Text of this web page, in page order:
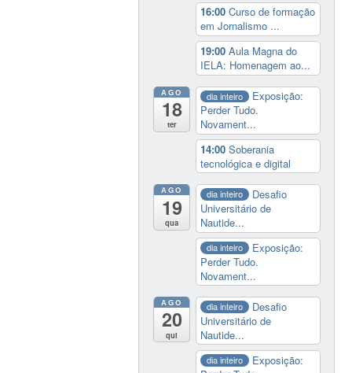
16:00Curso de formação
em Jornalismo ...
19:00Aula Magna do
IELA: Homenagem ao...
AGO
18
ter
dia inteiro
Exposição:
Perder Tudo.
Novament...
14:00Soberania
tecnológica e digital
AGO
19
qua
dia inteiro
Desafio
Universitário de
Nautide...
dia inteiro
Exposição:
Perder Tudo.
Novament...
AGO
20
qui
dia inteiro
Desafio
Universitário de
Nautide...
dia inteiro
Exposição: